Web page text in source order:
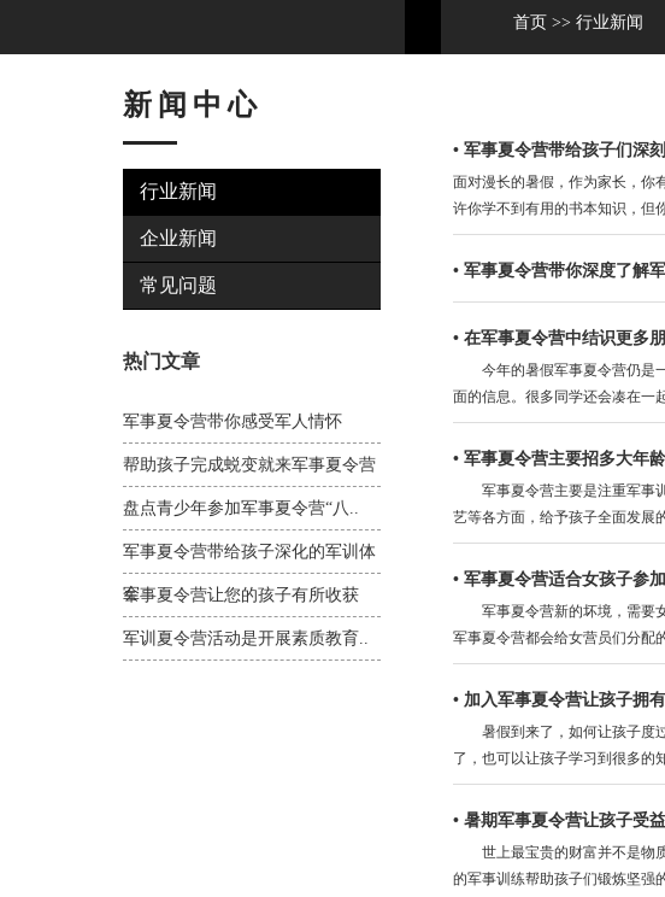
首页 >> 行业新闻
新闻中心
行业新闻
企业新闻
常见问题
热门文章
军事夏令营带你感受军人情怀
帮助孩子完成蜕变就来军事夏令营
盘点青少年参加军事夏令营“八..
军事夏令营带给孩子深化的军训体
会
军事夏令营让您的孩子有所收获
军训夏令营活动是开展素质教育..
• 军事夏令营带给孩子们深
面对漫长的暑假，作为家长，你
许你学不到有用的书本知识，但
• 军事夏令营带你深度了解
• 在军事夏令营中结识更多
今年的暑假军事夏令营仍是一
面的信息。很多同学还会凑在一
• 军事夏令营主要招多大年
军事夏令营主要是注重军事训
艺等各方面，给予孩子全面发展
• 军事夏令营适合女孩子参
军事夏令营新的坏境，需要女
军事夏令营都会给女营员们分配
• 加入军事夏令营让孩子拥
暑假到来了，如何让孩子度过
了，也可以让孩子学习到很多的
• 暑期军事夏令营让孩子受
世上最宝贵的财富并不是物质
的军事训练帮助孩子们锻炼坚强